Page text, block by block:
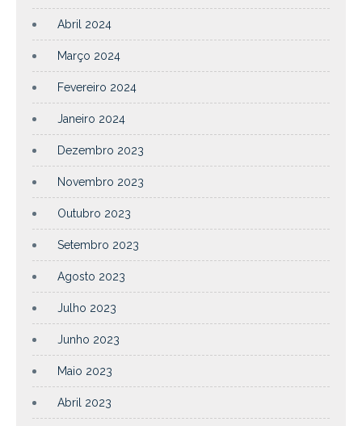
Abril 2024
Março 2024
Fevereiro 2024
Janeiro 2024
Dezembro 2023
Novembro 2023
Outubro 2023
Setembro 2023
Agosto 2023
Julho 2023
Junho 2023
Maio 2023
Abril 2023